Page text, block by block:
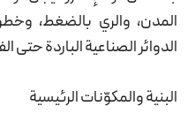
المدن، والري بالضغط،
الدوائر الصناعية الباردة حتى
البنية والمكوّنات الرئيسية